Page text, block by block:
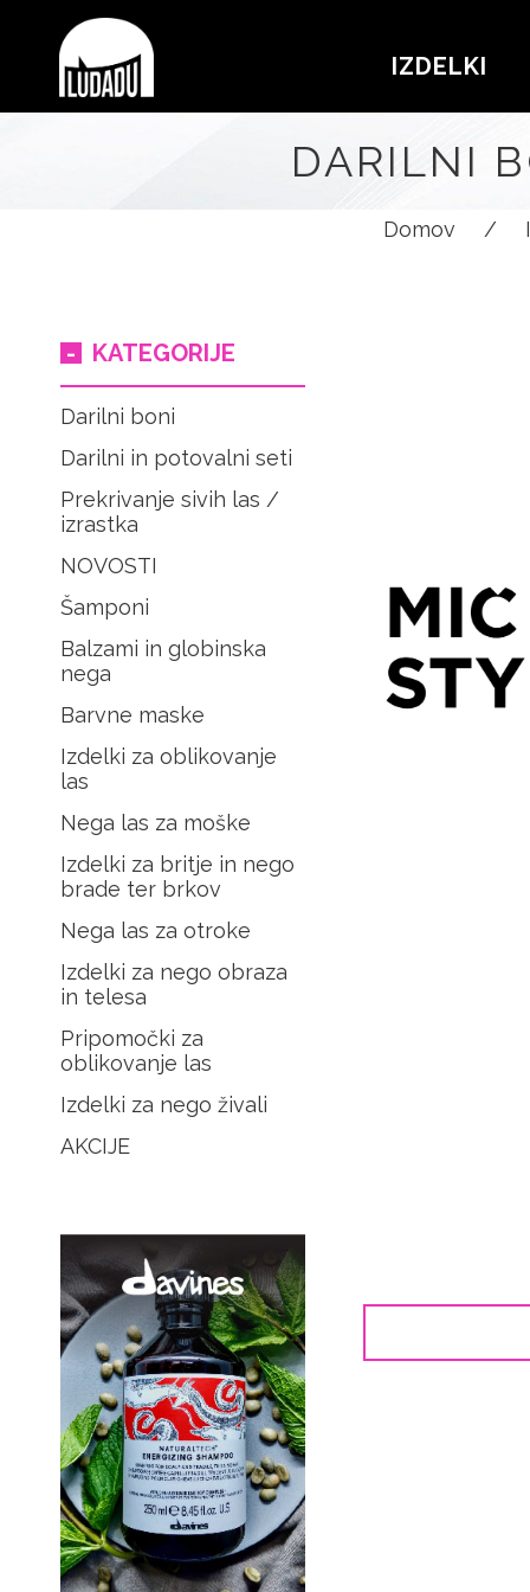
IZDELKI
DARILNI
Domov /
KATEGORIJE
Darilni boni
Darilni in potovalni seti
Prekrivanje sivih las /
izrastka
NOVOSTI
Šamponi
Balzami in globinska
nega
Barvne maske
Izdelki za oblikovanje
las
Nega las za moške
Izdelki za britje in nego
brade ter brkov
Nega las za otroke
Izdelki za nego obraza
in telesa
Pripomočki za
oblikovanje las
Izdelki za nego živali
AKCIJE